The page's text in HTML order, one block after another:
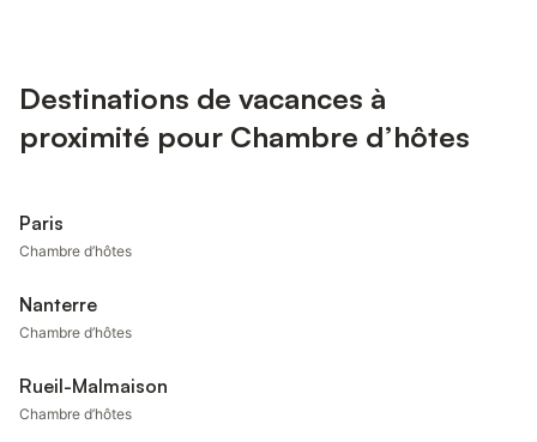
Destinations de vacances à
proximité pour Chambre d’hôtes
Paris
Chambre d’hôtes
Nanterre
Chambre d’hôtes
Rueil-Malmaison
Chambre d’hôtes